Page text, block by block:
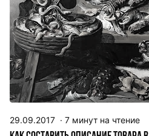
29.09.2017 · 7 минут на чтение